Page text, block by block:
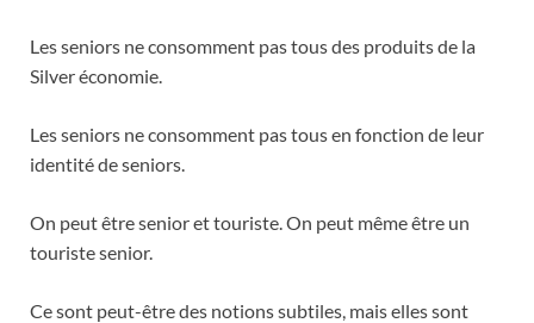
Les seniors ne consomment pas tous des produits de la
Silver économie.
Les seniors ne consomment pas tous en fonction de leur
identité de seniors.
On peut être senior et touriste. On peut même être un
touriste senior.
Ce sont peut-être des notions subtiles, mais elles sont